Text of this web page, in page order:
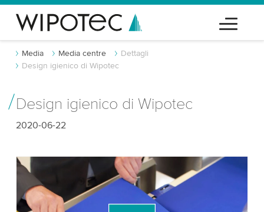
Media Media centre
Dettagli
Design igienico di Wipotec
Design igienico di Wipotec
2020-06-22
Abbiamo bisogno del tuo consenso per
caricare il servizio video di YouTube!
Utilizziamo un servizio di terze parti per